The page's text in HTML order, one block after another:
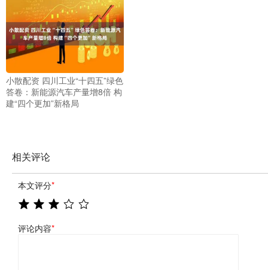
小散配资 四川工业“十四五”绿色
答卷：新能源汽车产量增8倍 构
建“四个更加”新格局
相关评论
本文评分*
评论内容*